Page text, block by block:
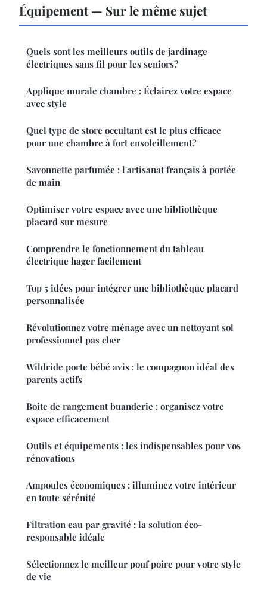
Équipement — Sur le même sujet
Quels sont les meilleurs outils de jardinage
électriques sans fil pour les seniors?
Applique murale chambre : Éclairez votre espace
avec style
Quel type de store occultant est le plus efficace
pour une chambre à fort ensoleillement?
Savonnette parfumée : l'artisanat français à portée
de main
Optimiser votre espace avec une bibliothèque
placard sur mesure
Comprendre le fonctionnement du tableau
électrique hager facilement
Top 5 idées pour intégrer une bibliothèque placard
personnalisée
Révolutionnez votre ménage avec un nettoyant sol
professionnel pas cher
Wildride porte bébé avis : le compagnon idéal des
parents actifs
Boite de rangement buanderie : organisez votre
espace efficacement
Outils et équipements : les indispensables pour vos
rénovations
Ampoules économiques : illuminez votre intérieur
en toute sérénité
Filtration eau par gravité : la solution éco-
responsable idéale
Sélectionnez le meilleur pouf poire pour votre style
de vie